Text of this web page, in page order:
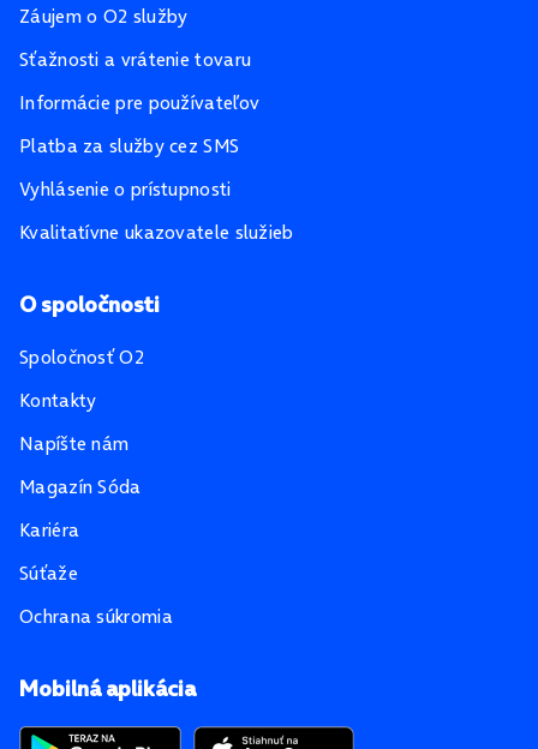
Mobilná aplikácia
Záujem o O2 služby
Sťažnosti a vrátenie tovaru
Informácie pre používateľov
Platba za služby cez SMS
Vyhlásenie o prístupnosti
Kvalitatívne ukazovatele služieb
O spoločnosti
Spoločnosť O2
Kontakty
Napíšte nám
Magazín Sóda
Kariéra
Súťaže
Ochrana súkromia